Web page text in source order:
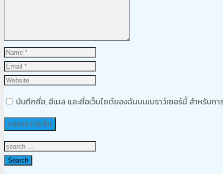
บันทึกชื่อ, อีเมล และชื่อเว็บไซต์ของฉันบนเบราว์เซอร์นี้ สำหรับก
Search